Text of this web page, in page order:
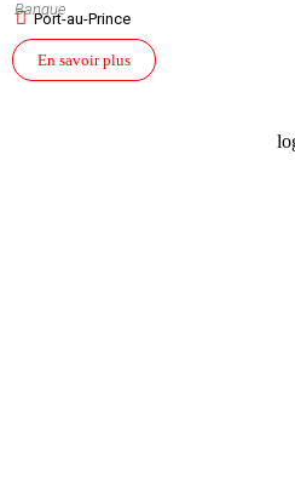
Banque
Port-au-Prince
En savoir plus